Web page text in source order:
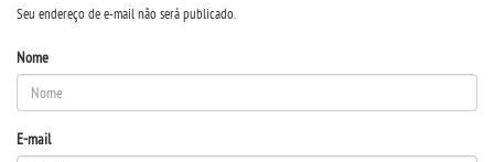
Seu endereço de e-mail não será publicado.
Nome
E-mail